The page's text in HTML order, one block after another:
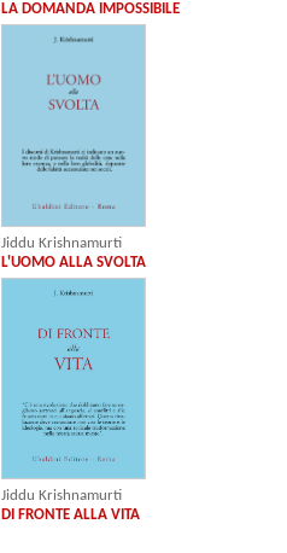
LA DOMANDA IMPOSSIBILE
Jiddu Krishnamurti
L'UOMO ALLA SVOLTA
Jiddu Krishnamurti
DI FRONTE ALLA VITA